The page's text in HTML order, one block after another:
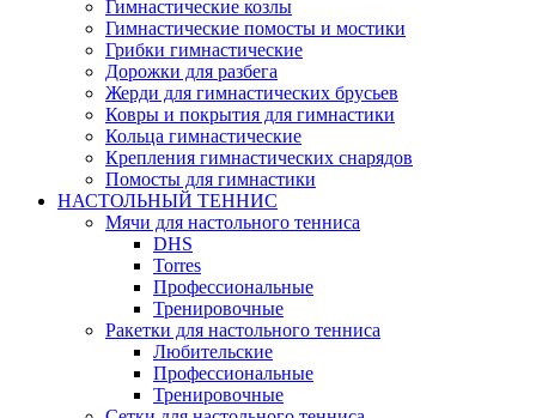
Гимнастические козлы
Гимнастические помосты и мостики
Грибки гимнастические
Дорожки для разбега
Жерди для гимнастических брусьев
Ковры и покрытия для гимнастики
Кольца гимнастические
Крепления гимнастических снарядов
Помосты для гимнастики
НАСТОЛЬНЫЙ ТЕННИС
Мячи для настольного тенниса
DHS
Torres
Профессиональные
Тренировочные
Ракетки для настольного тенниса
Любительские
Профессиональные
Тренировочные